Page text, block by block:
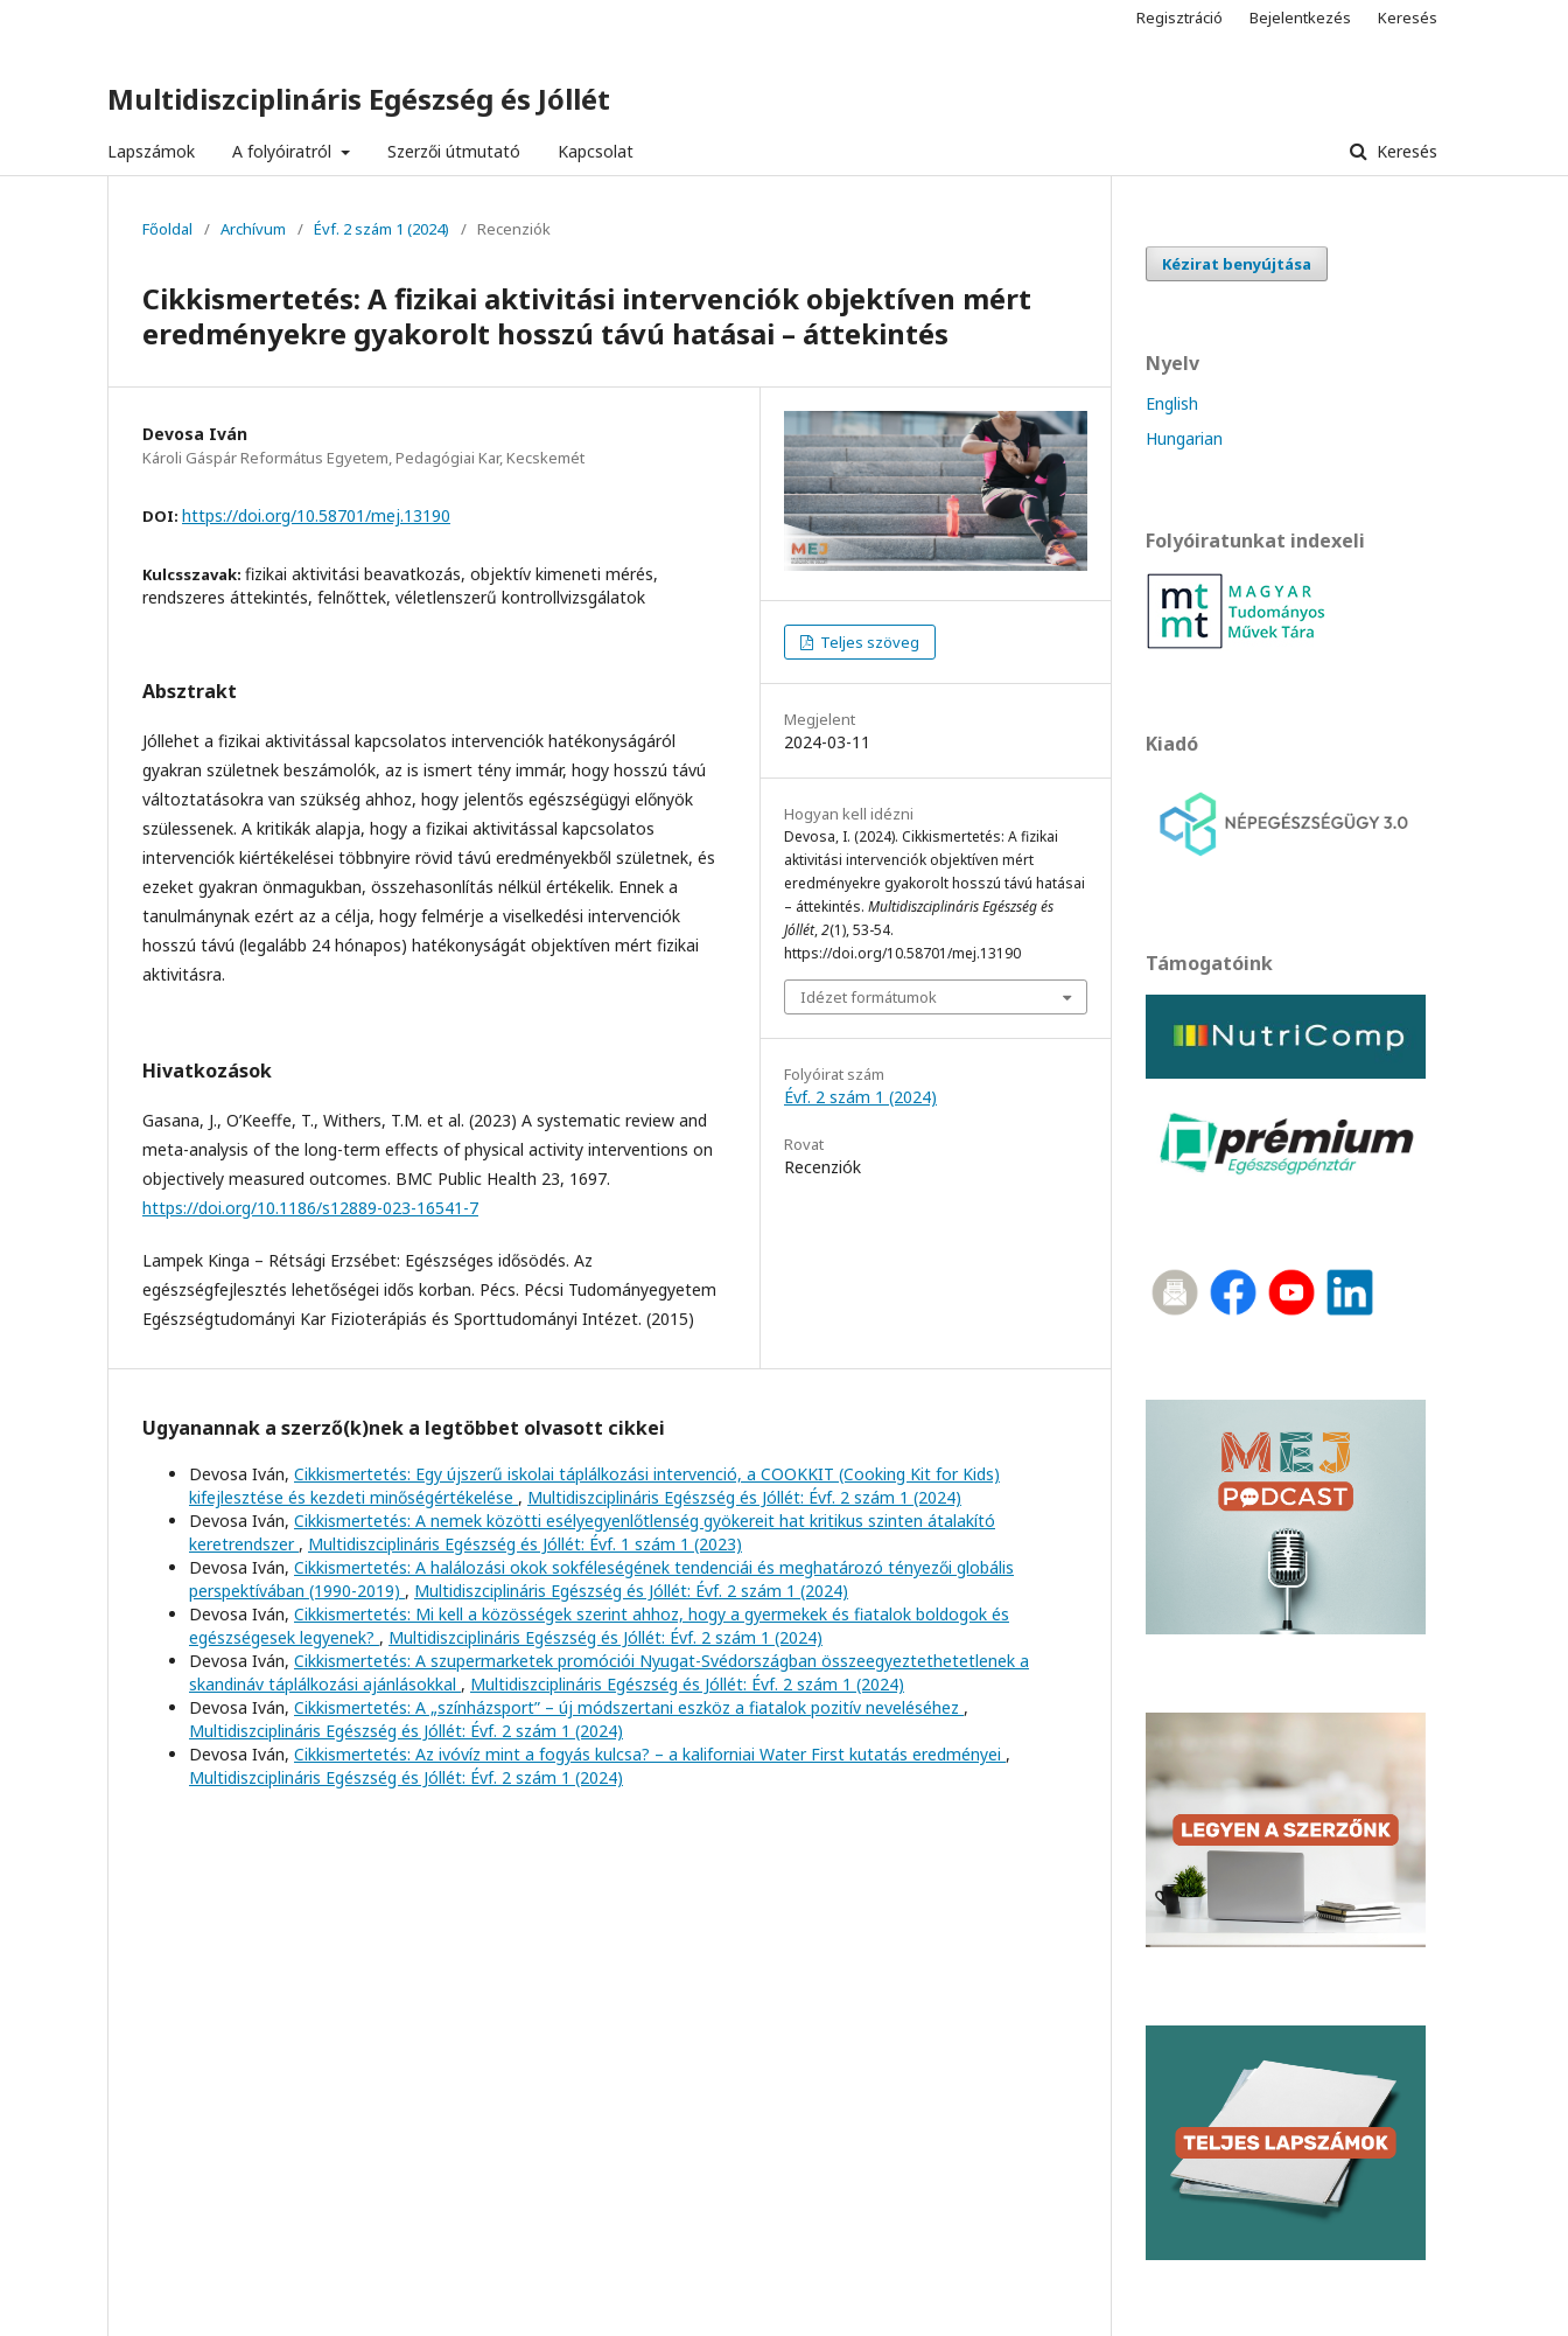
Multidiszciplináris Egészség és Jóllét
Lapszámok A folyóiratról Szerzői útmutató Kapcsolat Keresés
Regisztráció Bejelentkezés Keresés
Főoldal / Archívum / Évf. 2 szám 1 (2024) / Recenziók
Cikkismertetés: A fizikai aktivitási intervenciók objektíven mért
eredményekre gyakorolt hosszú távú hatásai – áttekintés
Devosa Iván
Károli Gáspár Református Egyetem, Pedagógiai Kar, Kecskemét
DOI: https://doi.org/10.58701/mej.13190
Kulcsszavak: fizikai aktivitási beavatkozás, objektív kimeneti mérés,
rendszeres áttekintés, felnőttek, véletlenszerű kontrollvizsgálatok
Absztrakt
Jóllehet a fizikai aktivitással kapcsolatos intervenciók hatékonyságáról
gyakran születnek beszámolók, az is ismert tény immár, hogy hosszú távú
változtatásokra van szükség ahhoz, hogy jelentős egészségügyi előnyök
szülessenek. A kritikák alapja, hogy a fizikai aktivitással kapcsolatos
intervenciók kiértékelései többnyire rövid távú eredményekből születnek, és
ezeket gyakran önmagukban, összehasonlítás nélkül értékelik. Ennek a
tanulmánynak ezért az a célja, hogy felmérje a viselkedési intervenciók
hosszú távú (legalább 24 hónapos) hatékonyságát objektíven mért fizikai
aktivitásra.
Hivatkozások
Gasana, J., O’Keeffe, T., Withers, T.M. et al. (2023) A systematic review and
meta-analysis of the long-term effects of physical activity interventions on
objectively measured outcomes. BMC Public Health 23, 1697.
https://doi.org/10.1186/s12889-023-16541-7
Lampek Kinga – Rétsági Erzsébet: Egészséges idősödés. Az
egészségfejlesztés lehetőségei idős korban. Pécs. Pécsi Tudományegyetem
Egészségtudományi Kar Fizioterápiás és Sporttudományi Intézet. (2015)
Teljes szöveg
Megjelent
2024-03-11
Hogyan kell idézni
Devosa, I. (2024). Cikkismertetés: A fizikai
aktivitási intervenciók objektíven mért
eredményekre gyakorolt hosszú távú hatásai
– áttekintés. Multidiszciplináris Egészség és
Jóllét,2(1), 53-54.
https://doi.org/10.58701/mej.13190
Idézet formátumok
Folyóirat szám
Évf. 2 szám 1 (2024)
Rovat
Recenziók
Ugyanannak a szerző(k)nek a legtöbbet olvasott cikkei
Devosa Iván, Cikkismertetés: Egy újszerű iskolai táplálkozási intervenció, a COOKKIT (Cooking Kit for Kids)
kifejlesztése és kezdeti minőségértékelése , Multidiszciplináris Egészség és Jóllét: Évf. 2 szám 1 (2024)
Devosa Iván, Cikkismertetés: A nemek közötti esélyegyenlőtlenség gyökereit hat kritikus szinten átalakító
keretrendszer , Multidiszciplináris Egészség és Jóllét: Évf. 1 szám 1 (2023)
Devosa Iván, Cikkismertetés: A halálozási okok sokféleségének tendenciái és meghatározó tényezői globális
perspektívában (1990-2019) , Multidiszciplináris Egészség és Jóllét: Évf. 2 szám 1 (2024)
Devosa Iván, Cikkismertetés: Mi kell a közösségek szerint ahhoz, hogy a gyermekek és fiatalok boldogok és
egészségesek legyenek? , Multidiszciplináris Egészség és Jóllét: Évf. 2 szám 1 (2024)
Devosa Iván, Cikkismertetés: A szupermarketek promóciói Nyugat-Svédországban összeegyeztethetetlenek a
skandináv táplálkozási ajánlásokkal , Multidiszciplináris Egészség és Jóllét: Évf. 2 szám 1 (2024)
Devosa Iván, Cikkismertetés: A „színházsport” – új módszertani eszköz a fiatalok pozitív neveléséhez ,
Multidiszciplináris Egészség és Jóllét: Évf. 2 szám 1 (2024)
Devosa Iván, Cikkismertetés: Az ivóvíz mint a fogyás kulcsa? – a kaliforniai Water First kutatás eredményei ,
Multidiszciplináris Egészség és Jóllét: Évf. 2 szám 1 (2024)
Kézirat benyújtása
Nyelv
English
Hungarian
Folyóiratunkat indexeli
Kiadó
Támogatóink